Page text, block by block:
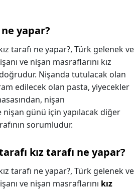
yapar?
tarafı ne yapar?, Türk gelenek ve
ve nişan masraflarını kız
doğrudur. Nişanda tutulacak olan
edilecek olan pasta, yiyecekler
nişan
nişan günü için yapılacak diğer
sorumludur.
kız tarafı ne yapar?
tarafı ne yapar?, Türk gelenek ve
ve nişan masraflarını kız